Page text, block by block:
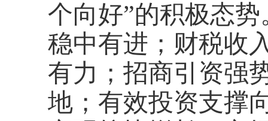
个向好”的积极态
稳中有进；财税收
有力；招商引资强
地；有效投资支撑